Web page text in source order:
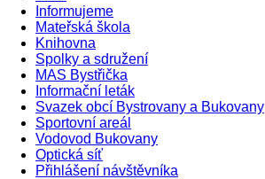
Informujeme
Mateřská škola
Knihovna
Spolky a sdružení
MAS Bystřička
Informační leták
Svazek obcí Bystrovany a Bukovany
Sportovní areál
Vodovod Bukovany
Optická síť
Přihlášení návštěvníka